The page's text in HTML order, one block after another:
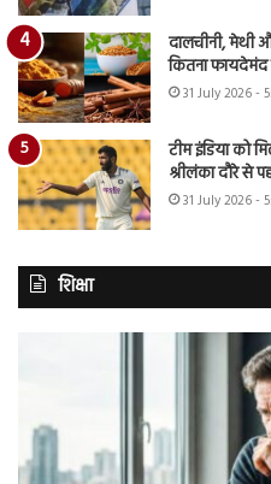
दालचीनी, मेथी
कितना
31 July 2026 -
टीम इंडिया को
श्रीलंका दौरे से
31 July 2026 -
शिक्षा